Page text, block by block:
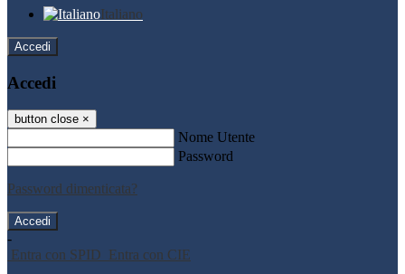
Italiano
Accedi
Accedi
button close ×
Nome Utente
Password
Password dimenticata?
-
Entra con SPID Entra con CIE